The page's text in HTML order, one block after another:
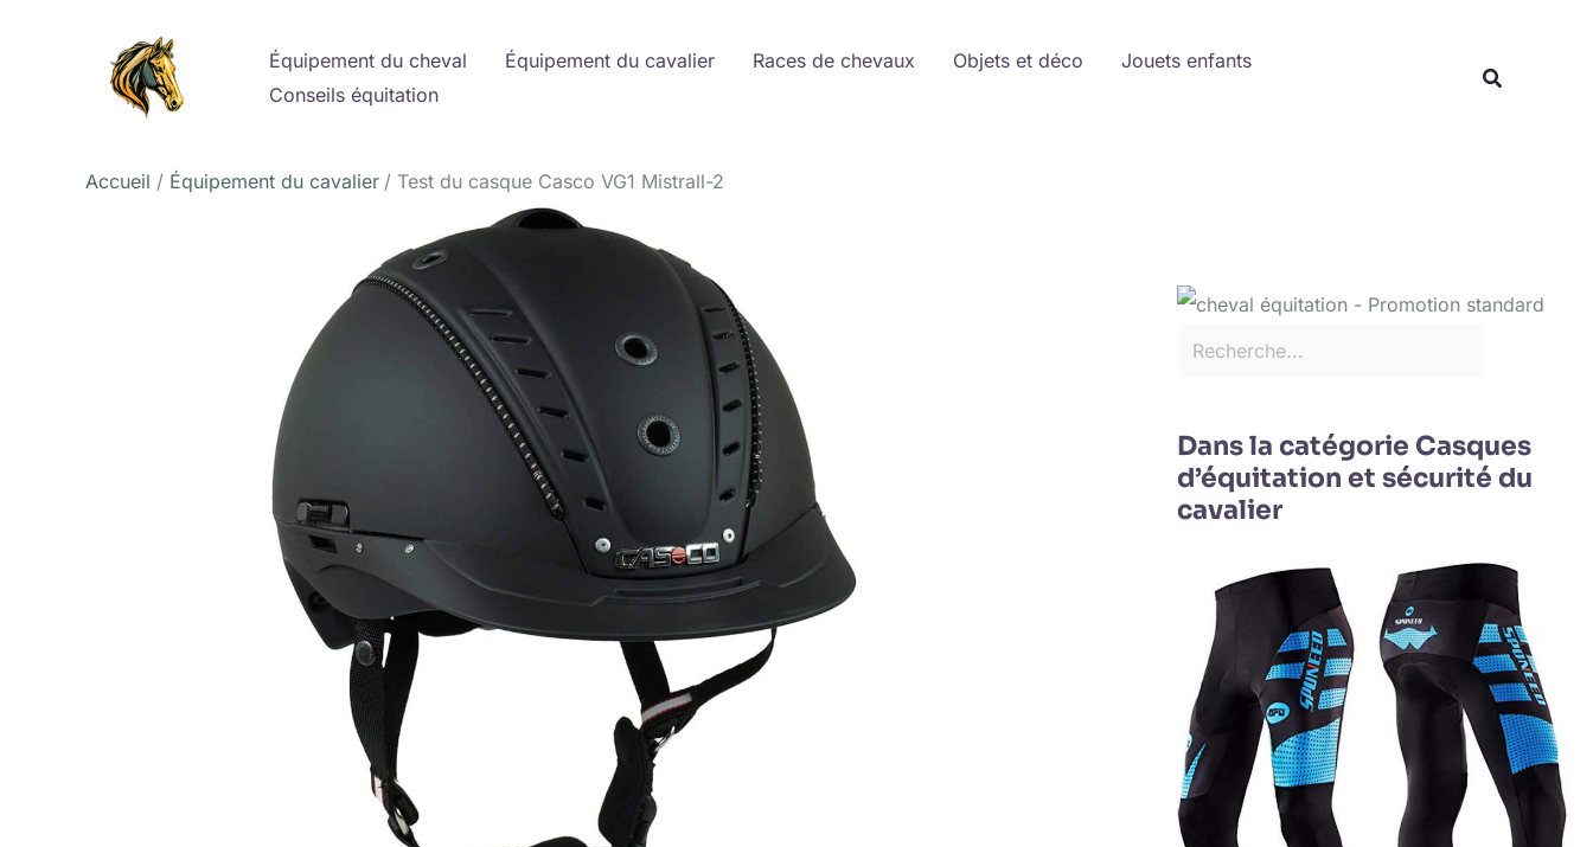
Équipement du cheval Équipement du cavalier Races de chevaux Objets et déco
Jouets enfants
Conseils équitation
Accueil Équipement du cavalier Test du casque Casco VG1 Mistrall-2
Dans la catégorie Casques
d’équitation et sécurité du
cavalier